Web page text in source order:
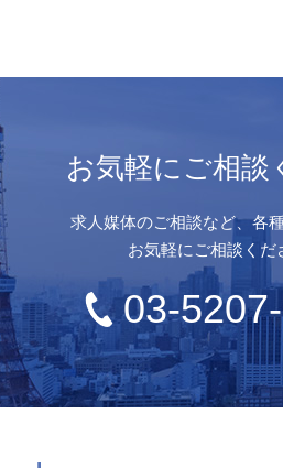
お気軽にご相談
求人媒体のご相談など、各
お気軽にご相談くだ
03-